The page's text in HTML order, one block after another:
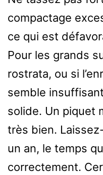
compactage
ce qui est
Pour les grands
rostrata, ou si
semble
solide. Un piquet
très bien.
un an, le temps
correctement.